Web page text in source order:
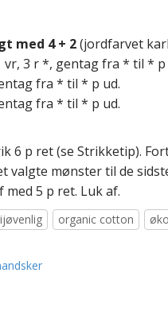
med 4 + 2(jordfarvet
vr, 3 r *, gentag fra * til * p
fra * til * p ud.
fra * til * p ud.
6 p ret (se Strikketip).
valgte mønster til de
5 p ret. Luk af.
organic cotton